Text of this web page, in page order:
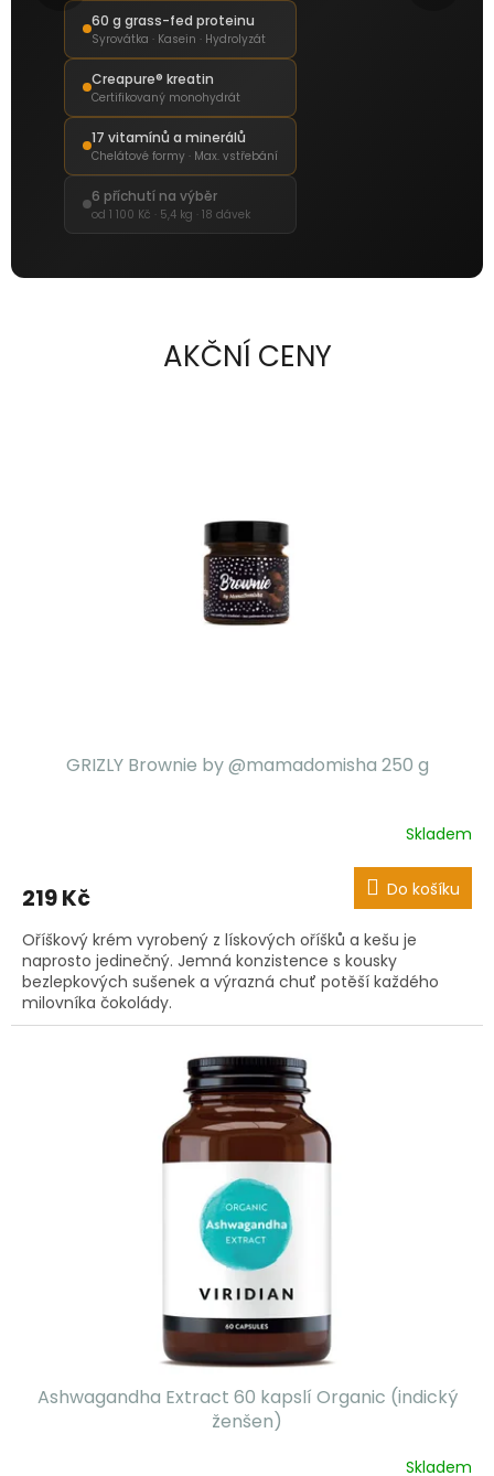
N
G
60 g grass-fed proteinu
Syrovátka · Kasein · Hydrolyzát
Creapure® kreatin
Certifikovaný monohydrát
17 vitamínů a minerálů
Chelátové formy · Max. vstřebání
6 příchutí na výběr
od 1 100 Kč · 5,4 kg · 18 dávek
AKČNÍ CENY
GRIZLY Brownie by @mamadomisha 250 g
Skladem
219 Kč Do košíku
Oříškový krém vyrobený z lískových oříšků a kešu je
naprosto jedinečný. Jemná konzistence s kousky
bezlepkových sušenek a výrazná chuť potěší každého
milovníka čokolády.
Ashwagandha Extract 60 kapslí Organic (indický
ženšen)
Skladem